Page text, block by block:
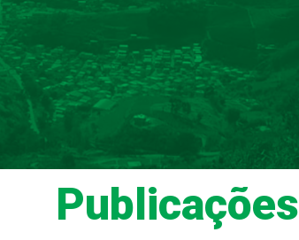
Publicações